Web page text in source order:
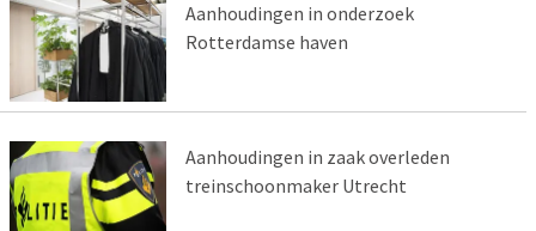
Aanhoudingen in onderzoek
Rotterdamse haven
Aanhoudingen in zaak overleden
treinschoonmaker Utrecht